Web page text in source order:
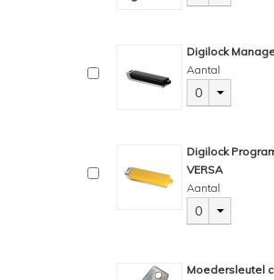
Digilock
Aantal
0
Digilock
VERSA
Aantal
0
Moedersleutel